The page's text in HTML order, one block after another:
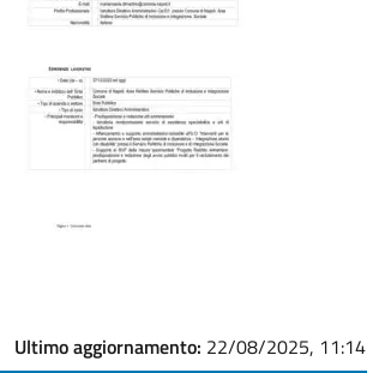
Ultimo aggiornamento: 22/08/2025, 11:14